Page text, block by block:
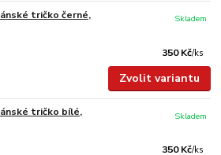
tričko černé,
350 Kč/ks
Skladem
Zvolit variantu
tričko bílé,
350 Kč/ks
Skladem